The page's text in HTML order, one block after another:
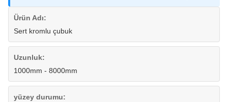
Ürün Adı:
Sert kromlu çubuk
Uzunluk:
1000mm - 8000mm
yüzey durumu: